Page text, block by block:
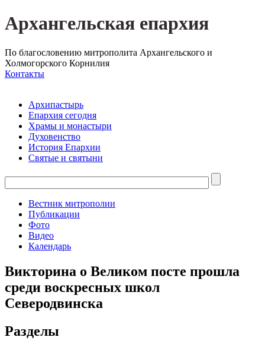
Архангельская епархия
По благословению митрополита Архангельского и
Холмогорского Корнилия
Контакты
Архипастырь
Епархия сегодня
Храмы и монастыри
Духовенство
История Епархии
Святые и святыни
Вестник митрополии
Публикации
Фото
Видео
Календарь
Викторина о Великом посте прошла
среди воскресных школ
Северодвинска
Разделы